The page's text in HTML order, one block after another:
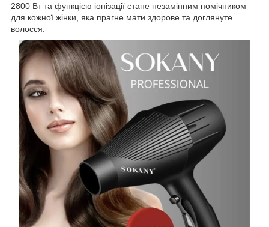
2800 Вт та функцією іонізації стане незамінним помічником
для кожної жінки, яка прагне мати здорове та доглянуте
волосся.